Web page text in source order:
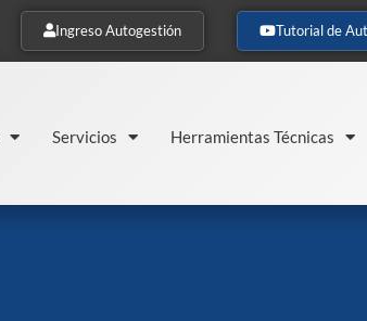
Ingreso Autogestión Tutorial de
Servicios Herramientas Técnicas